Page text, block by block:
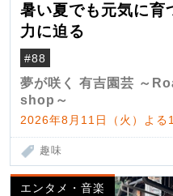
暑い夏でも元気に育
力に迫る
#88
夢が咲く 有吉園芸 ～
shop～
2026年8月11日（火）よ
趣味
エンタメ・音楽